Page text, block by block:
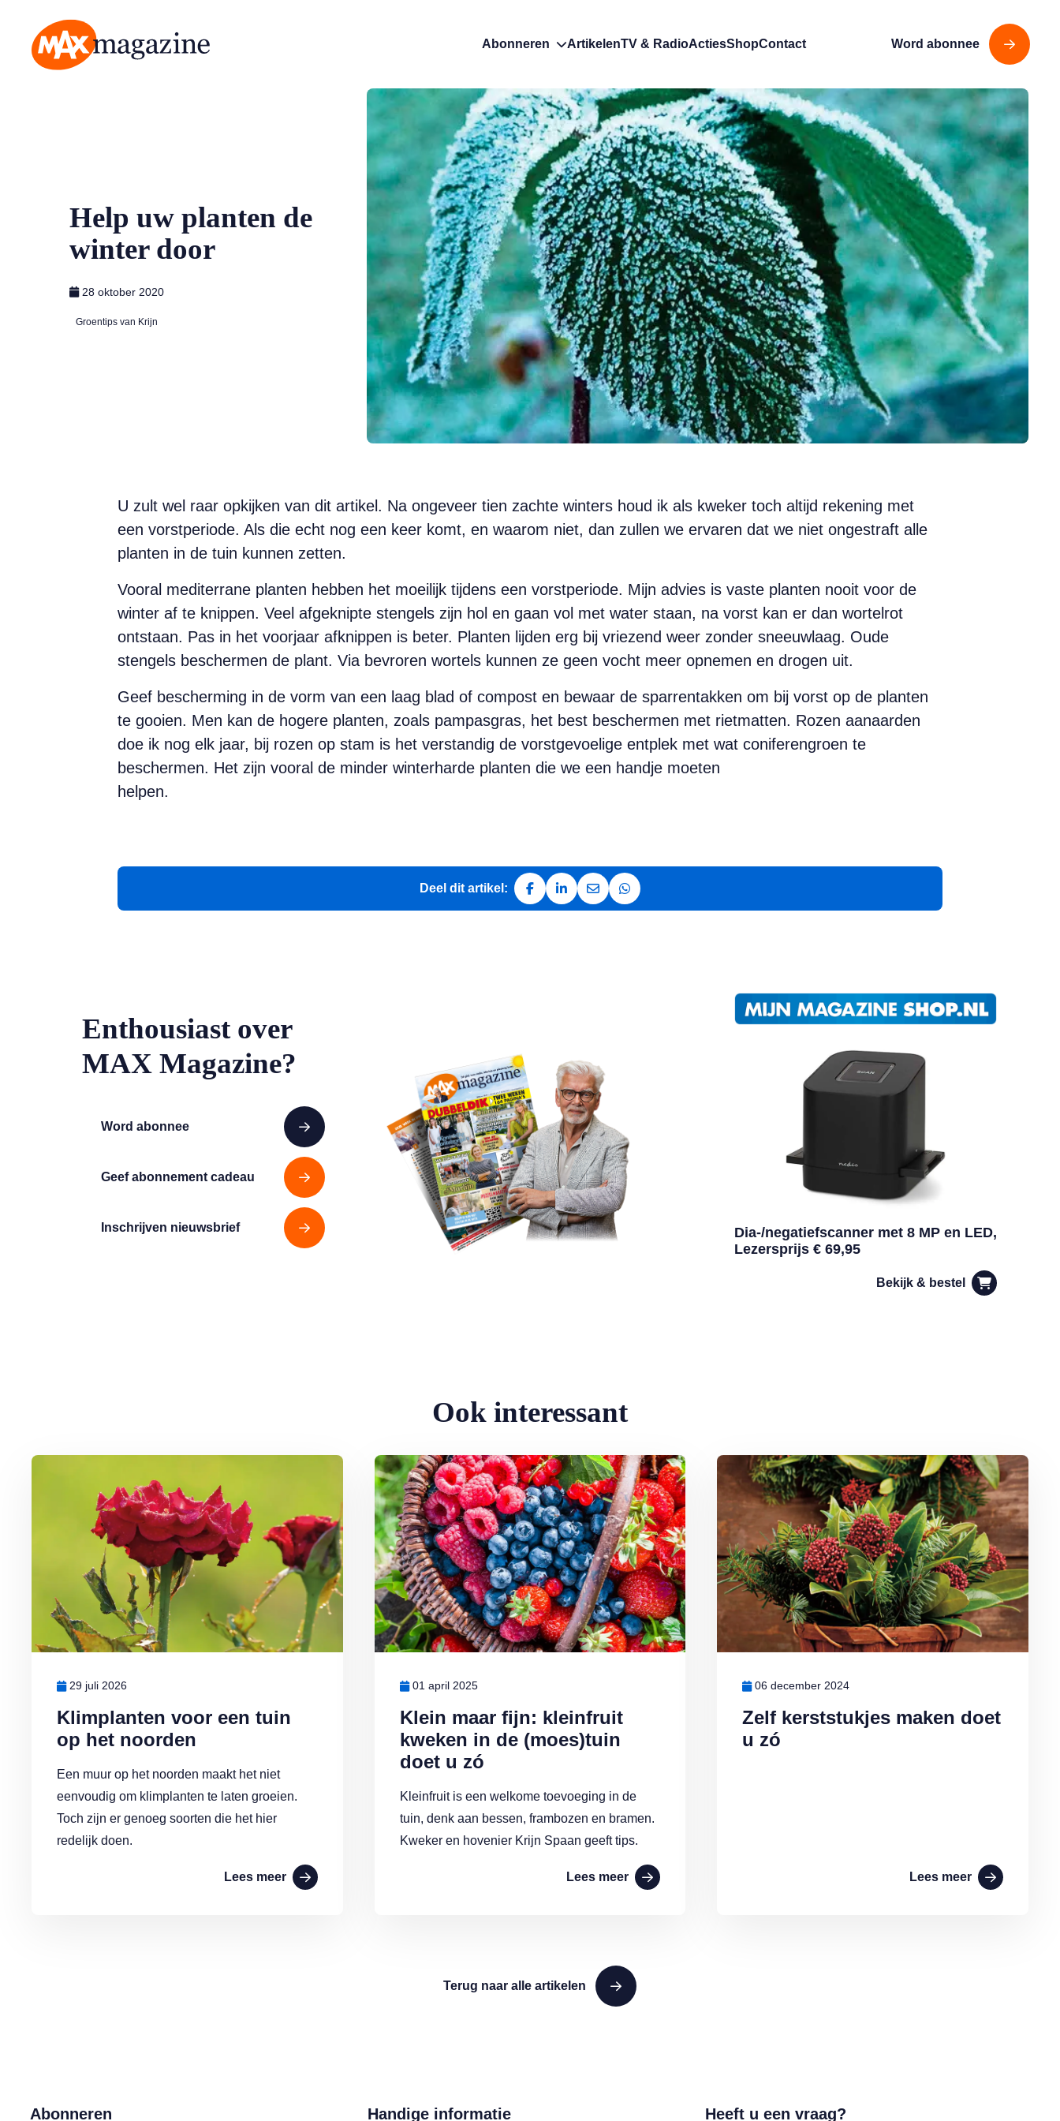
Abonneren ArtikelenTV & RadioActiesShopContact Word abonnee
Help uw planten de
winter door
28 oktober 2020
Groentips van Krijn
U zult wel raar opkijken van dit artikel. Na ongeveer tien zachte winters houd ik als kweker toch altijd rekening met
een vorstperiode. Als die echt nog een keer komt, en waarom niet, dan zullen we ervaren dat we niet ongestraft alle
planten in de tuin kunnen zetten.
Vooral mediterrane planten hebben het moeilijk tijdens een vorstperiode. Mijn advies is vaste planten nooit voor de
winter af te knippen. Veel afgeknipte stengels zijn hol en gaan vol met water staan, na vorst kan er dan wortelrot
ontstaan. Pas in het voorjaar afknippen is beter. Planten lijden erg bij vriezend weer zonder sneeuwlaag. Oude
stengels beschermen de plant. Via bevroren wortels kunnen ze geen vocht meer opnemen en drogen uit.
Geef bescherming in de vorm van een laag blad of compost en bewaar de sparrentakken om bij vorst op de planten
te gooien. Men kan de hogere planten, zoals pampasgras, het best beschermen met rietmatten. Rozen aanaarden
doe ik nog elk jaar, bij rozen op stam is het verstandig de vorstgevoelige entplek met wat coniferengroen te
beschermen. Het zijn vooral de minder winterharde planten die we een handje moeten
helpen.
Deel dit artikel:
Deel op Facebook
Deel op LinkedIn
Deel via e-mail
Deel via WhatsApp
Enthousiast over
MAX Magazine?
Word abonnee
Geef abonnement cadeau
Inschrijven nieuwsbrief
Dia-/negatiefscanner met 8 MP en LED,
Lezersprijs € 69,95
Bekijk & bestel
Ook interessant
Klimplanten voor een tuin
op het noorden
29 juli 2026
Een muur op het noorden maakt het niet
eenvoudig om klimplanten te laten groeien.
Toch zijn er genoeg soorten die het hier
redelijk doen.
Lees meer
Lees meer over Klimplanten voor een tuin op het noorden
Klein maar fijn: kleinfruit
kweken in de (moes)tuin
doet u zó
01 april 2025
Kleinfruit is een welkome toevoeging in de
tuin, denk aan bessen, frambozen en bramen.
Kweker en hovenier Krijn Spaan geeft tips.
Lees meer
Lees meer over Klein maar fijn: kleinfruit kweken in de (moes)tuin doet u zó
Zelf kerststukjes maken doet
u zó
06 december 2024
Lees meer
Lees meer over Zelf kerststukjes maken doet u zó
Terug naar alle artikelen
Abonneren Handige informatie Heeft u een vraag?